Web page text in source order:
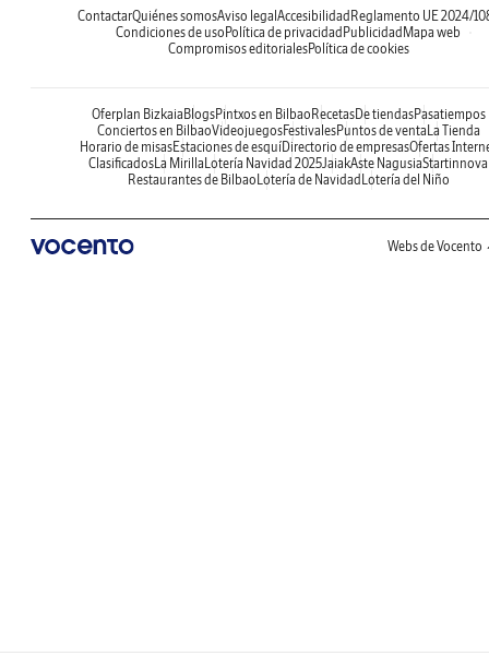
ContactarQuiénes somosAviso legal Accesibilidad Reglamento UE 2024/
Condiciones de uso Política de privacidad Publicidad Mapa web
Compromisos editorialesPolítica de cookies
Oferplan Bizkaia BlogsPintxos en Bilbao RecetasDe tiendasPasatiempos
Conciertos en BilbaoVideojuegosFestivalesPuntos de venta La Tienda
Horario de misasEstaciones de esquíDirectorio de empresasOfertas
ClasificadosLa Mirilla Lotería Navidad 2025JaiakAste NagusiaStartinnova
Restaurantes de Bilbao Lotería de Navidad Lotería del Niño
Webs de Vocento